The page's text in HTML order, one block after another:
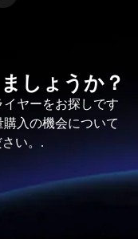
しょうか？
ヤーをお探しです
入の機会について
い。.